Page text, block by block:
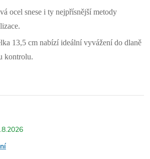
ocel snese i ty nejpřísnější metody
13,5 cm nabízí ideální vyvážení do dlaně
kontrolu.